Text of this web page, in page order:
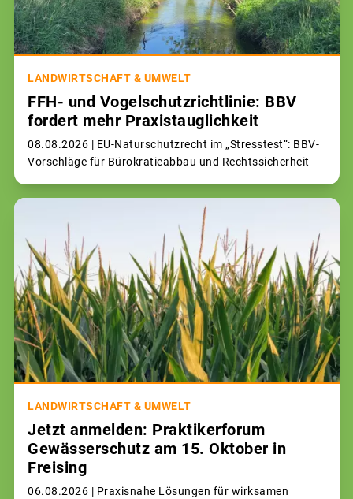
LANDWIRTSCHAFT & UMWELT
FFH- und Vogelschutzrichtlinie: BBV
fordert mehr Praxistauglichkeit
08.08.2026 | EU-Naturschutzrecht im „Stresstest“: BBV-
Vorschläge für Bürokratieabbau und Rechtssicherheit
LANDWIRTSCHAFT & UMWELT
Jetzt anmelden: Praktikerforum
Gewässerschutz am 15. Oktober in
Freising
06.08.2026 | Praxisnahe Lösungen für wirksamen